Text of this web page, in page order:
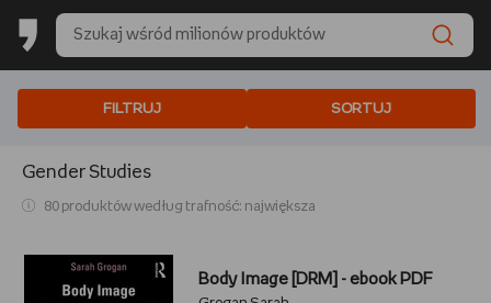
FILTRUJ SORTUJ
Gender Studies
80 produktów według trafność: największa
Body Image [DRM] - ebook PDF